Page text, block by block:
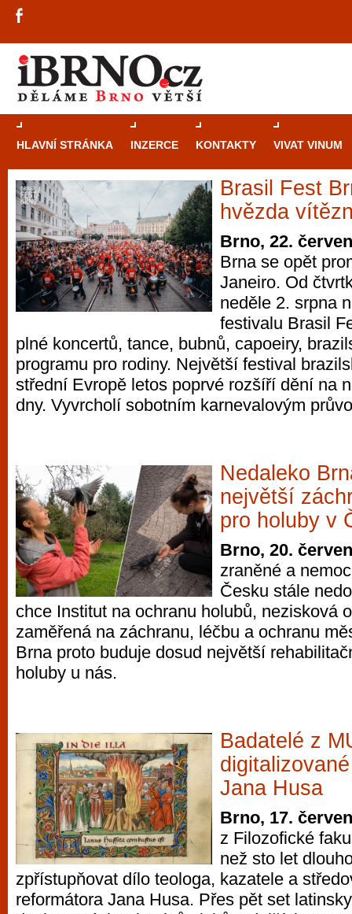
HLAVNÍ STRÁNKA INZERCE KONTAKTY VIVAT VINUM
Brasil Fest
hvězda
Brno, 22.
Brna se opět
Janeiro. Od
neděle 2. srpna
festivalu Brasil
plné koncertů, tance, bubnů, capoeiry,
programu pro rodiny. Největší festival
střední Evropě letos poprvé rozšíří dění na
dny. Vyvrcholí sobotním karnevalovým
Nedaleko
největší
pro holuby v
Brno, 20.
zraněné a
Česku stále
chce Institut na ochranu holubů, nezisková
zaměřená na záchranu, léčbu a ochranu
Brna proto buduje dosud největší
holuby u nás.
Badatelé z
Jana Husa
Brno, 17.
z Filozofické
než sto let
zpřístupňovat dílo teologa, kazatele a
reformátora Jana Husa. Přes pět set
Průvodce
Brně: Od
automaty
Brno je
zajímavé
restaurace,
Mimo jiné je ale také místem, kde si
vyzkoušet různé kasinové hry. V
metropoli naleznete širokou nabídku her
po moderní automaty jak pro pravidelné